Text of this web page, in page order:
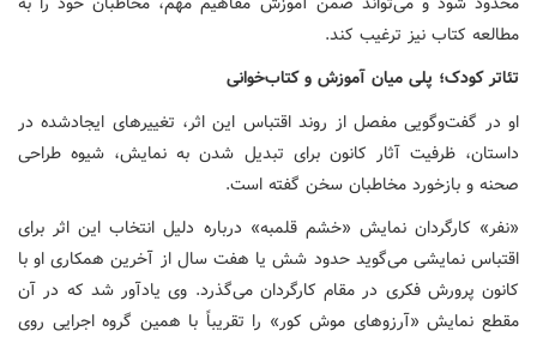
مطالعه کتاب نیز ترغیب کند.
تئاتر کودک؛ پلی میان آموزش و کتاب‌خوانی
او در گفت‌وگویی مفصل از روند اقتباس این اثر، تغییرهای ایجادشده در
داستان، ظرفیت آثار کانون برای تبدیل شدن به نمایش، شیوه طراحی
صحنه و بازخورد مخاطبان سخن گفته است.
«نفر» کارگردان نمایش «خشم قلمبه» درباره دلیل انتخاب این اثر برای
اقتباس نمایشی می‌گوید حدود شش یا هفت سال از آخرین همکاری او با
کانون پرورش فکری در مقام کارگردان می‌گذرد. وی یادآور شد که در آن
مقطع نمایش «آرزوهای موش کور» را تقریباً با همین گروه اجرایی روی